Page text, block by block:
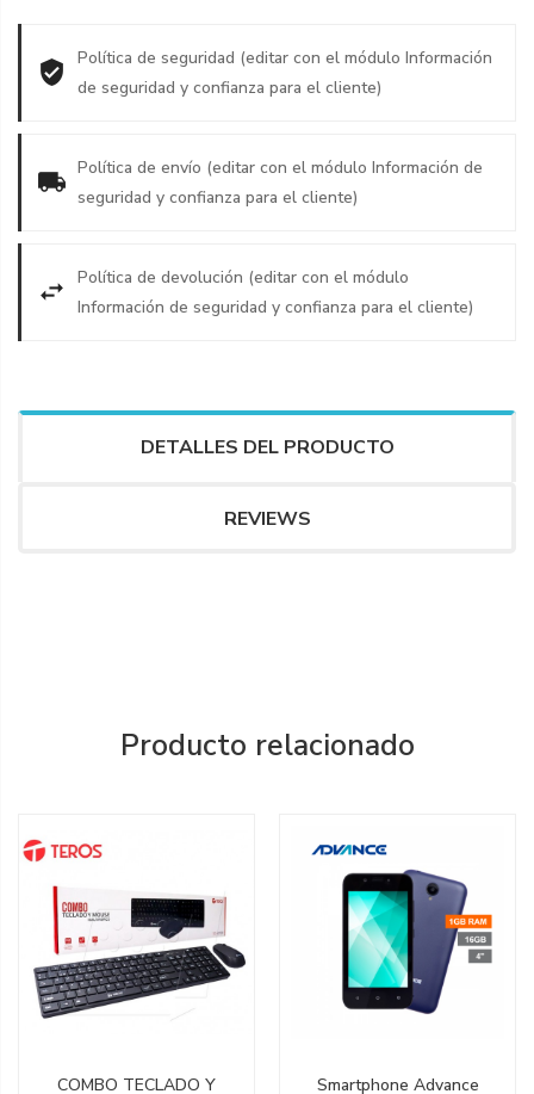
Política de seguridad (editar con el módulo Información
de seguridad y confianza para el cliente)
Política de envío (editar con el módulo Información de
seguridad y confianza para el cliente)
Política de devolución (editar con el módulo
Información de seguridad y confianza para el cliente)
DETALLES DEL PRODUCTO
REVIEWS
Producto relacionado
COMBO TECLADO Y Smartphone Advance